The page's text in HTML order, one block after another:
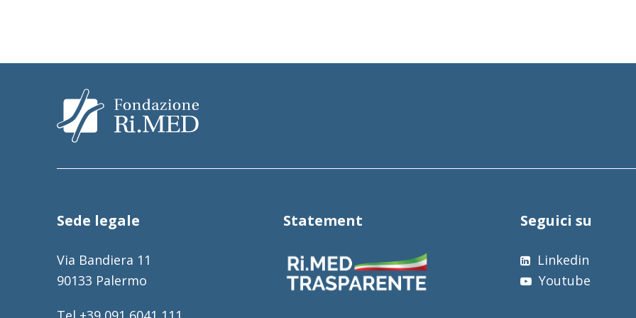
Sede legale
Via Bandiera 11
90133 Palermo
Statement Seguici su
Linkedin
Youtube